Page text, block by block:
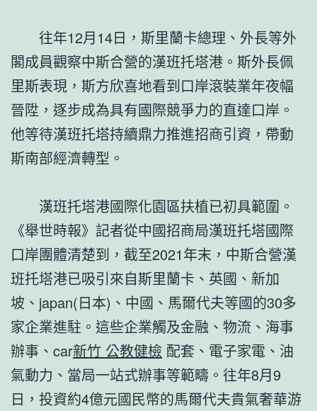
往年12月14日，斯里蘭卡總理、外長等外
閣成員觀察中斯合營的漢班托塔港。斯外長佩
里斯表現，斯方欣喜地看到口岸滾裝業年夜幅
晉陞，逐步成為具有國際競爭力的直達口岸。
他等待漢班托塔持續鼎力推進招商引資，帶動
斯南部經濟轉型。
漢班托塔港國際化園區扶植已初具範圍。
《舉世時報》記者從中國招商局漢班托塔國際
口岸團體清楚到，截至2021年末，中斯合營漢
班托塔港已吸引來自斯里蘭卡、英國、新加
坡、japan(日本)、中國、馬爾代夫等國的30多
家企業進駐。這些企業觸及金融、物流、海事
辦事、car新竹 公教健檢 配套、電子家電、油
氣動力、當局一站式辦事等範疇。往年8月9
日，投資約4億元國民幣的馬爾代夫貴氣奢華游